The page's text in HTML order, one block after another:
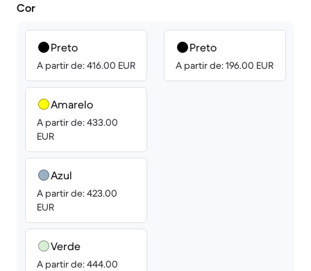
Cor
Preto
A partir de: 416.00 EUR
Amarelo
A partir de: 433.00
EUR
Azul
A partir de: 423.00
EUR
Verde
A partir de: 444.00
Preto
A partir de: 196.00 EUR